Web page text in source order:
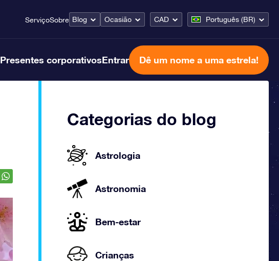
ServiçoSobre Blog Ocasião CAD Português (BR)
Presentes corporativosEntrar Dê um nome a uma estrela!
Categorias do blog
Astrologia
Astronomia
Bem-estar
Crianças